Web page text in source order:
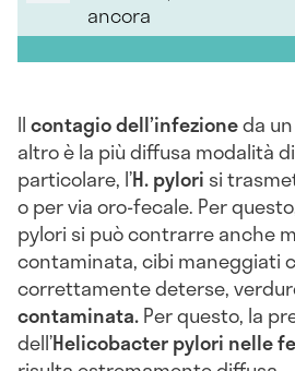
ancora
Ilcontagio dell’infezioneda
altro è la più diffusa modalità
particolare, l’H. pylori si
o per via oro-fecale. Per
pylori si può contrarre anche
contaminata, cibi maneggiati
correttamente deterse,
contaminata.Per questo, la
dell’Helicobacter pylori nelle